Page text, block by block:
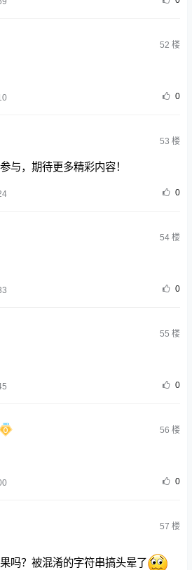
52 楼
0
53 楼
与，期待更多精彩内容！
0
54楼
0
55 楼
0
56 楼
0
57 楼
吗？被混淆的字符串搞头晕了